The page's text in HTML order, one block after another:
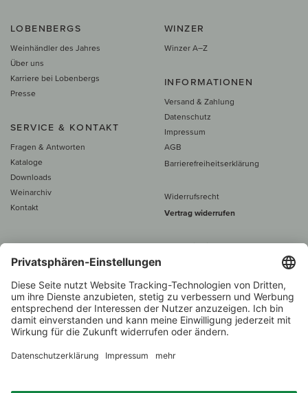
LOBENBERGS
Weinhändler des Jahres
Über uns
Karriere bei Lobenbergs
Presse
SERVICE & KONTAKT
Fragen & Antworten
Kataloge
Downloads
Weinarchiv
Kontakt
WINZER
Winzer A–Z
INFORMATIONEN
Versand & Zahlung
Datenschutz
Impressum
AGB
Barrierefreiheitserklärung
Widerrufsrecht
Vertrag widerrufen
Alle Preise inkl. MwSt., zzgl. 5 €
60 € versand­kosten­
Beratung unter